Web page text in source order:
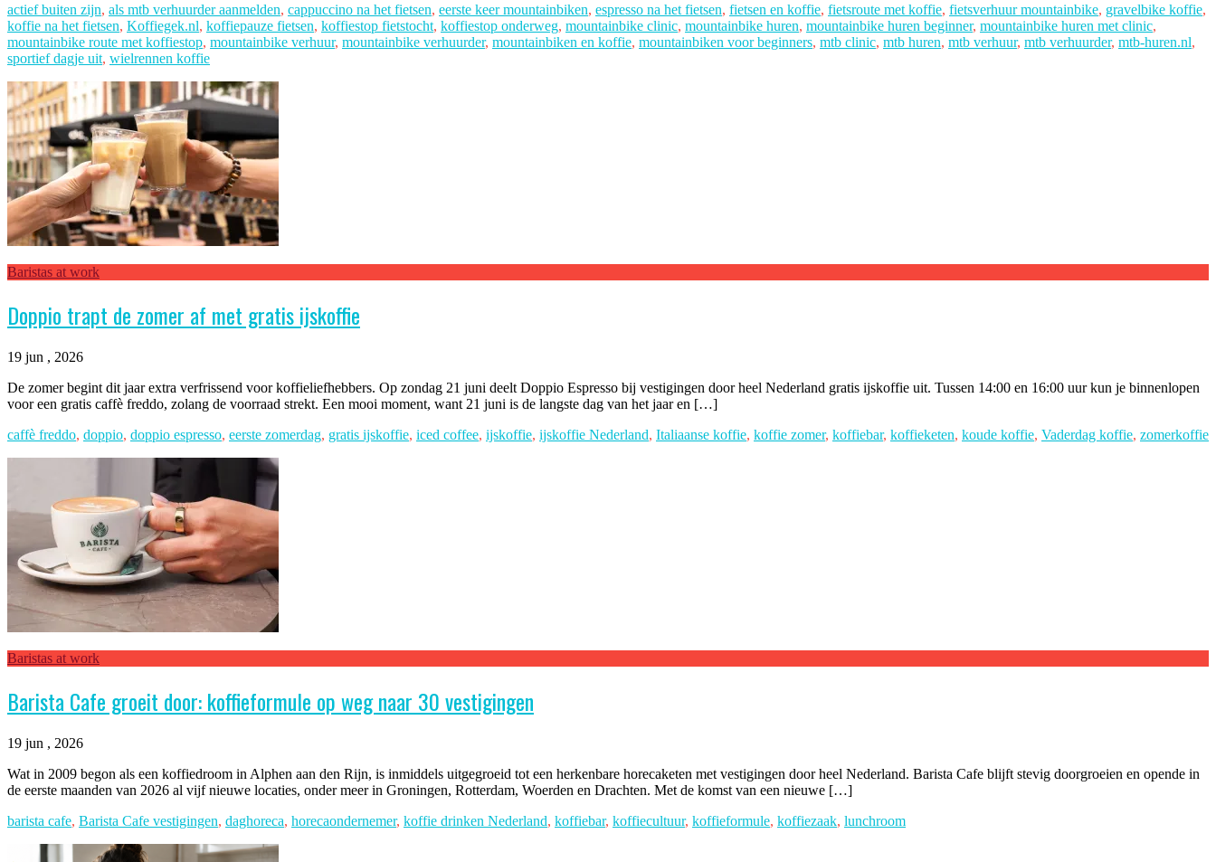
actief buiten zijn, als mtb verhuurder aanmelden, cappuccino na het fietsen, eerste keer mountainbiken, espresso na het fietsen, fietsen en koffie, fietsroute met koffie, fietsverhuur mountainbike, gravelbike koffie,
koffie na het fietsen, Koffiegek.nl, koffiepauze fietsen, koffiestop fietstocht, koffiestop onderweg, mountainbike clinic, mountainbike huren, mountainbike huren beginner, mountainbike huren met clinic,
mountainbike route met koffiestop, mountainbike verhuur, mountainbike verhuurder, mountainbiken en koffie, mountainbiken voor beginners, mtb clinic, mtb huren, mtb verhuur, mtb verhuurder, mtb-huren.nl,
sportief dagje uit, wielrennen koffie
Baristas at work
Doppio trapt de zomer af met gratis ijskoffie
19 jun , 2026
De zomer begint dit jaar extra verfrissend voor koffieliefhebbers. Op zondag 21 juni deelt Doppio Espresso bij vestigingen door heel Nederland gratis ijskoffie uit. Tussen 14:00 en 16:00 uur kun je binnenlopen
voor een gratis caffè freddo, zolang de voorraad strekt. Een mooi moment, want 21 juni is de langste dag van het jaar en […]
caffè freddo, doppio, doppio espresso, eerste zomerdag, gratis ijskoffie, iced coffee, ijskoffie, ijskoffie Nederland, Italiaanse koffie, koffie zomer, koffiebar, koffieketen, koude koffie, Vaderdag koffie, zomerkoffie
Baristas at work
Barista Cafe groeit door: koffieformule op weg naar 30 vestigingen
19 jun , 2026
Wat in 2009 begon als een koffiedroom in Alphen aan den Rijn, is inmiddels uitgegroeid tot een herkenbare horecaketen met vestigingen door heel Nederland. Barista Cafe blijft stevig doorgroeien en opende in
de eerste maanden van 2026 al vijf nieuwe locaties, onder meer in Groningen, Rotterdam, Woerden en Drachten. Met de komst van een nieuwe […]
barista cafe, Barista Cafe vestigingen, daghoreca, horecaondernemer, koffie drinken Nederland, koffiebar, koffiecultuur, koffieformule, koffiezaak, lunchroom